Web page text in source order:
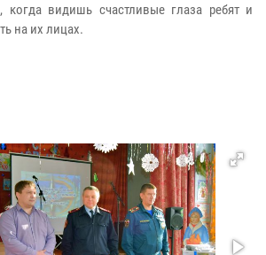
когда видишь счастливые глаза ребят и
на их лицах.